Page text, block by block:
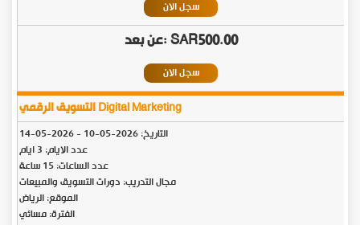
سجل الان
SAR500.00
سجل الان
التسويق الرقمي Digital Marketing
التاريخ:2026-05-10
-
2026-05-14
عدد الايام: 3 ايام
عدد الساعات: 15 ساعة
مجال التدريب: دورات التسويق والمبيعات
الموقع: الرياض
الفترة: مسائي